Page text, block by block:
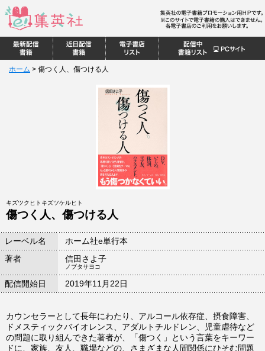
ホーム > 傷つく人、傷つける人
キズツクヒトキズツケルヒト
傷つく人、傷つける人
レーベル名
ホーム社e単行本
著者
信田さよ子
ノブタサヨコ
配信開始日 2019年11月22日
カウンセラーとして長年にわたり、アルコール依存症、摂食障害、
ドメスティックバイオレンス、アダルトチルドレン、児童虐待など
の問題に取り組んできた著者が、「傷つく」という言葉をキーワー
ドに、家族、友人、職場などの、さまざまな人間関係にひそむ問題